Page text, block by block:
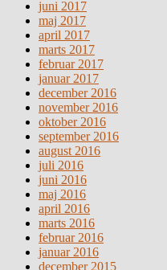
juni 2017
maj 2017
april 2017
marts 2017
februar 2017
januar 2017
december 2016
november 2016
oktober 2016
september 2016
august 2016
juli 2016
juni 2016
maj 2016
april 2016
marts 2016
februar 2016
januar 2016
december 2015